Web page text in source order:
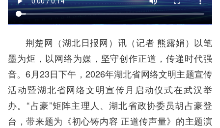
荆楚网（湖北日报网）讯（记者 熊露娟）以笔
墨为炬，以网络为媒，坚守创作正道，传递时代强
音。6月23日下午，2026年湖北省网络文明主题宣传
活动暨湖北省网络文明宣传月启动仪式在武汉举
办。“占豪”矩阵主理人、湖北省政协委员胡占豪登
台，带来题为《初心铸内容 正道传声量》的主题演